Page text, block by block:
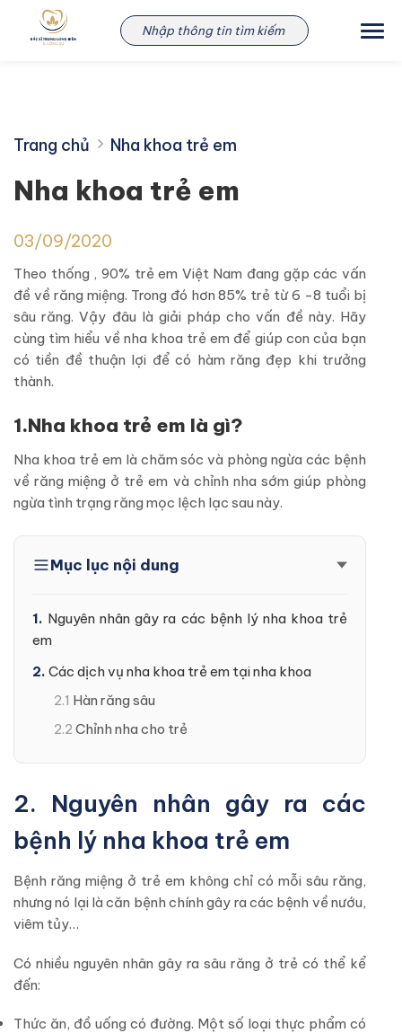
Trang chủ Nha khoa trẻ em
Nha khoa trẻ em
03/09/2020
Theo thống , 90% trẻ em Việt Nam đang gặp các vấn
đề về răng miệng. Trong đó hơn 85% trẻ từ 6 -8 tuổi bị
sâu răng. Vậy đâu là giải pháp cho vấn đề này. Hãy
cùng tìm hiểu về nha khoa trẻ em để giúp con của bạn
có tiền đề thuận lợi để có hàm răng đẹp khi trưởng
thành.
1.Nha khoa trẻ em là gì?
Nha khoa trẻ em là chăm sóc và phòng ngừa các bệnh
về răng miệng ở trẻ em và chỉnh nha sớm giúp phòng
ngừa tình trạng răng mọc lệch lạc sau này.
Mục lục nội dung
Nguyên nhân gây ra các bệnh lý nha khoa trẻ
em
Các dịch vụ nha khoa trẻ em tại nha khoa
Hàn răng sâu
Chỉnh nha cho trẻ
2. Nguyên nhân gây ra các
bệnh lý nha khoa trẻ em
Bệnh răng miệng ở trẻ em không chỉ có mỗi sâu răng,
nhưng nó lại là căn bệnh chính gây ra các bệnh về nướu,
viêm tủy…
Có nhiều nguyên nhân gây ra sâu răng ở trẻ có thể kể
đến:
Thức ăn, đồ uống có đường. Một số loại thực phẩm có